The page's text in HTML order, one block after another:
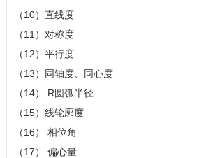
（10）直线度
（11）对称度
（12）平行度
（13）同轴度、同心度
（14） R圆弧半径
（15）线轮廓度
（16） 相位角
（17） 偏心量